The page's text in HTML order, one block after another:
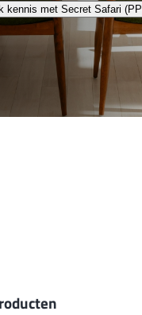
kennis met Secret Safari